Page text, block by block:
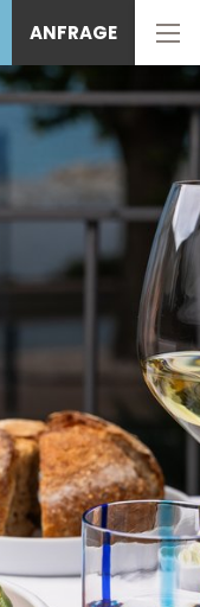
ANFRAGE